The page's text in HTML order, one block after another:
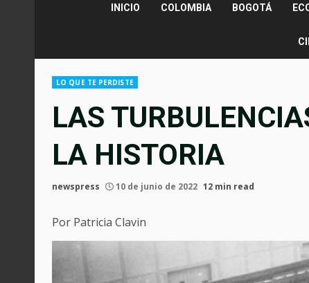
INICIO COLOMBIA BOGOTÁ
LO QUE TE PERDISTE
LAS
LA HISTORIA
newspress 10 de junio de 2022 12 min read
Por Patricia Clavin